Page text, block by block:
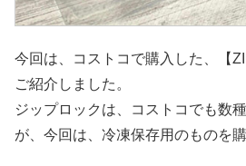
今回は、コストコで購入した、【
ご紹介しました。
ジップロックは、コストコでも数
が、今回は、冷凍保存用のものを購